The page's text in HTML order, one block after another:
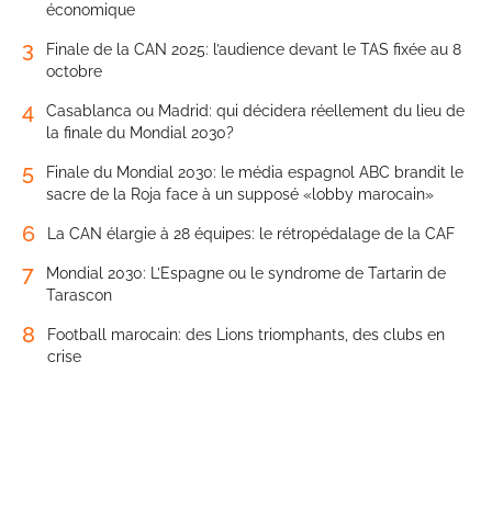
économique
3
Finale de la CAN 2025: l’audience devant le TAS fixée au 8
octobre
4
Casablanca ou Madrid: qui décidera réellement du lieu de
la finale du Mondial 2030?
5
Finale du Mondial 2030: le média espagnol ABC brandit le
sacre de la Roja face à un supposé «lobby marocain»
6 La CAN élargie à 28 équipes: le rétropédalage de la CAF
7
Mondial 2030: L’Espagne ou le syndrome de Tartarin de
Tarascon
8
Football marocain: des Lions triomphants, des clubs en
crise